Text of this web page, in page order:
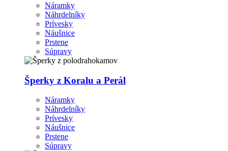
Náramky
Náhrdelníky
Prívesky
Náušnice
Prstene
Súpravy
Šperky z Koralu a Perál
Náramky
Náhrdelníky
Prívesky
Náušnice
Prstene
Súpravy